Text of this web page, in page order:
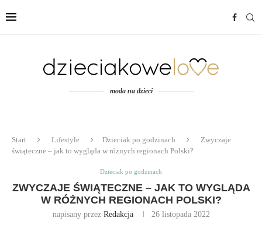
moda na dzieci
Start Lifestyle Dzieciak po godzinach
Zwyczaje
świąteczne – jak to wygląda w różnych regionach Polski?
Dzieciak po godzinach
ZWYCZAJE ŚWIĄTECZNE – JAK TO WYGLĄDA
W RÓŻNYCH REGIONACH POLSKI?
napisany przez Redakcja 26 listopada 2022